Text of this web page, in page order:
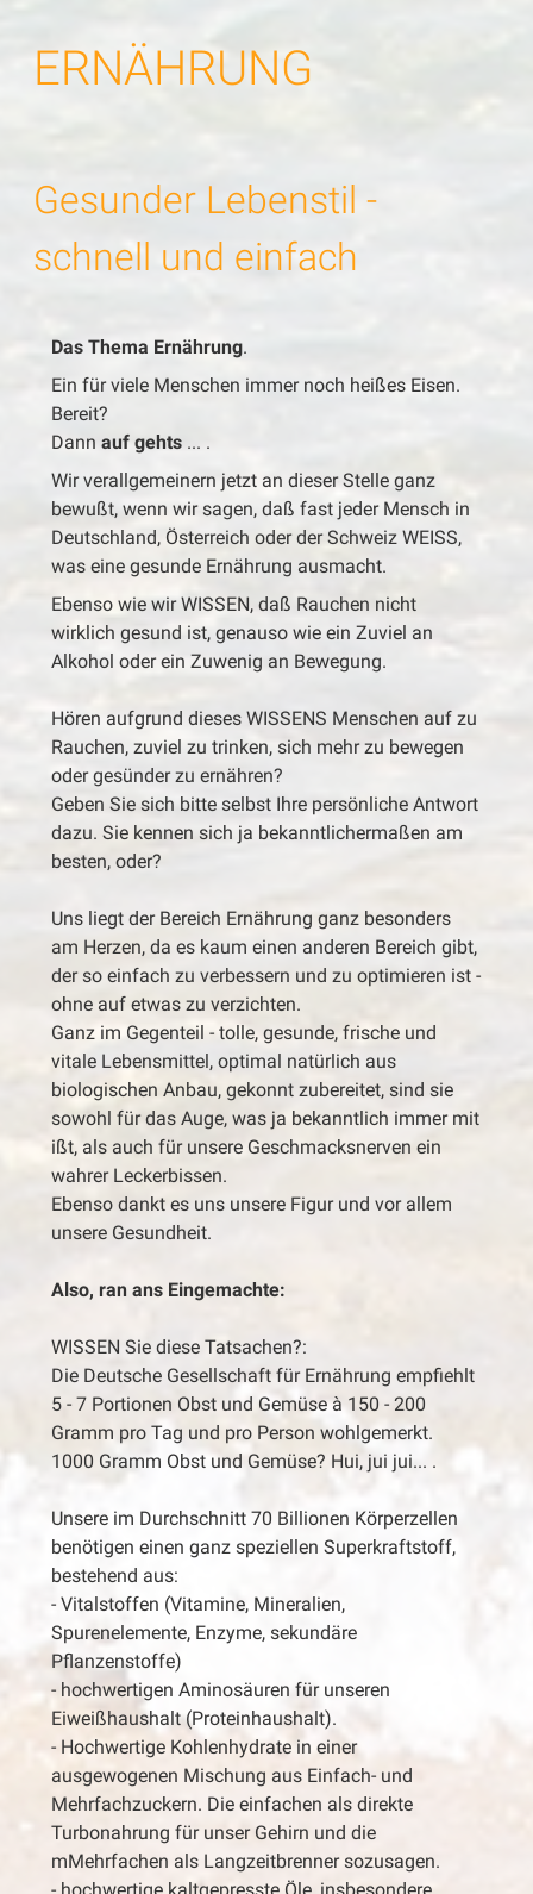
ERNÄHRUNG
Gesunder Lebenstil -
schnell und einfach
Das Thema Ernährung.
Ein für viele Menschen immer noch heißes Eisen.
Bereit?
Dannauf gehts ... .
Wir verallgemeinern jetzt an dieser Stelle ganz
bewußt, wenn wir sagen, daß fast jeder Mensch in
Deutschland, Österreich oder der Schweiz WEISS,
was eine gesunde Ernährung ausmacht.
Ebenso wie wir WISSEN, daß Rauchen nicht
wirklich gesund ist, genauso wie ein Zuviel an
Alkohol oder ein Zuwenig an Bewegung.
Hören aufgrund dieses WISSENS Menschen auf zu
Rauchen, zuviel zu trinken, sich mehr zu bewegen
oder gesünder zu ernähren?
Geben Sie sich bitte selbst Ihre persönliche Antwort
dazu. Sie kennen sich ja bekanntlichermaßen am
besten, oder?
Uns liegt der Bereich Ernährung ganz besonders
am Herzen, da es kaum einen anderen Bereich gibt,
der so einfach zu verbessern und zu optimieren ist -
ohne auf etwas zu verzichten.
Ganz im Gegenteil - tolle, gesunde, frische und
vitale Lebensmittel, optimal natürlich aus
biologischen Anbau, gekonnt zubereitet, sind sie
sowohl für das Auge, was ja bekanntlich immer mit
ißt, als auch für unsere Geschmacksnerven ein
wahrer Leckerbissen.
Ebenso dankt es uns unsere Figur und vor allem
unsere Gesundheit.
Also, ran ans Eingemachte:
WISSEN Sie diese Tatsachen?:
Die Deutsche Gesellschaft für Ernährung empfiehlt
5 - 7 Portionen Obst und Gemüse à 150 - 200
Gramm pro Tag und pro Person wohlgemerkt.
1000 Gramm Obst und Gemüse? Hui, jui jui... .
Unsere im Durchschnitt 70 Billionen Körperzellen
benötigen einen ganz speziellen Superkraftstoff,
bestehend aus:
- Vitalstoffen (Vitamine, Mineralien,
Spurenelemente, Enzyme, sekundäre
Pflanzenstoffe)
- hochwertigen Aminosäuren für unseren
Eiweißhaushalt (Proteinhaushalt).
- Hochwertige Kohlenhydrate in einer
ausgewogenen Mischung aus Einfach- und
Mehrfachzuckern. Die einfachen als direkte
Turbonahrung für unser Gehirn und die
mMehrfachen als Langzeitbrenner sozusagen.